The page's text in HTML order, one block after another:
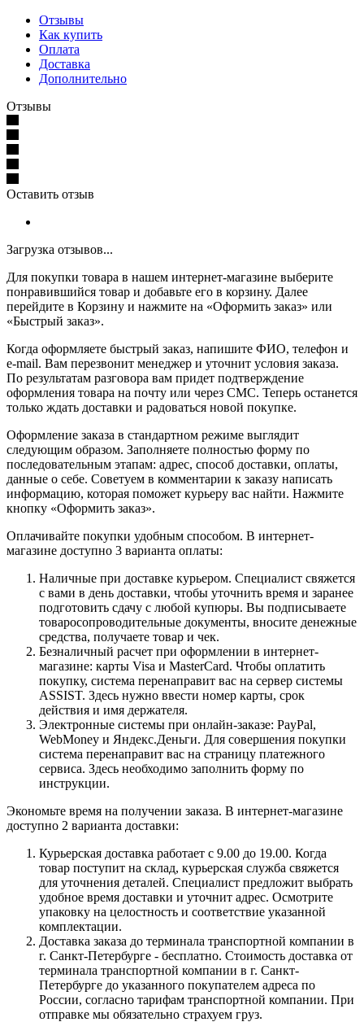
Отзывы
Как купить
Оплата
Доставка
Дополнительно
Отзывы
Оставить отзыв
Загрузка отзывов...
Для покупки товара в нашем интернет-магазине выберите
понравившийся товар и добавьте его в корзину. Далее
перейдите в Корзину и нажмите на «Оформить заказ» или
«Быстрый заказ».
Когда оформляете быстрый заказ, напишите ФИО, телефон и
e-mail. Вам перезвонит менеджер и уточнит условия заказа.
По результатам разговора вам придет подтверждение
оформления товара на почту или через СМС. Теперь останется
только ждать доставки и радоваться новой покупке.
Оформление заказа в стандартном режиме выглядит
следующим образом. Заполняете полностью форму по
последовательным этапам: адрес, способ доставки, оплаты,
данные о себе. Советуем в комментарии к заказу написать
информацию, которая поможет курьеру вас найти. Нажмите
кнопку «Оформить заказ».
Оплачивайте покупки удобным способом. В интернет-
магазине доступно 3 варианта оплаты:
Наличные при доставке курьером. Специалист свяжется
с вами в день доставки, чтобы уточнить время и заранее
подготовить сдачу с любой купюры. Вы подписываете
товаросопроводительные документы, вносите денежные
средства, получаете товар и чек.
Безналичный расчет при оформлении в интернет-
магазине: карты Visa и MasterCard. Чтобы оплатить
покупку, система перенаправит вас на сервер системы
ASSIST. Здесь нужно ввести номер карты, срок
действия и имя держателя.
Электронные системы при онлайн-заказе: PayPal,
WebMoney и Яндекс.Деньги. Для совершения покупки
система перенаправит вас на страницу платежного
сервиса. Здесь необходимо заполнить форму по
инструкции.
Экономьте время на получении заказа. В интернет-магазине
доступно 2 варианта доставки:
Курьерская доставка работает с 9.00 до 19.00. Когда
товар поступит на склад, курьерская служба свяжется
для уточнения деталей. Специалист предложит выбрать
удобное время доставки и уточнит адрес. Осмотрите
упаковку на целостность и соответствие указанной
комплектации.
Доставка заказа до терминала транспортной компании в
г. Санкт-Петербурге - бесплатно. Стоимость доставка от
терминала транспортной компании в г. Санкт-
Петербурге до указанного покупателем адреса по
России, согласно тарифам транспортной компании. При
отправке мы обязательно страхуем груз.